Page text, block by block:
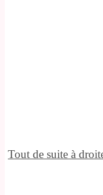
Tout de suite à